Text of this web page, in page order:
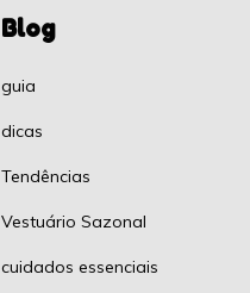
Blog
guia
dicas
Tendências
Vestuário Sazonal
cuidados essenciais